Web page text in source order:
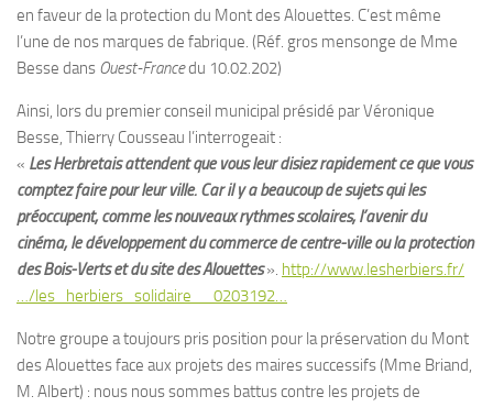
en faveur de la protection du Mont des Alouettes. C’est même
l’une de nos marques de fabrique. (Réf. gros mensonge de Mme
Besse dans Ouest-Francedu 10.02.202)
Ainsi, lors du premier conseil municipal présidé par Véronique
Besse, Thierry Cousseau l’interrogeait :
« Les Herbretais attendent que vous leur disiez rapidement ce que vous
comptez faire pour leur ville. Car il y a beaucoup de sujets qui les
préoccupent, comme les nouveaux rythmes scolaires, l’avenir du
cinéma, le développement du commerce de centre-ville ou la protection
des Bois-Verts et du site des Alouettes». http://www.lesherbiers.fr/
…/les_herbiers_solidaire__0203192…
Notre groupe a toujours pris position pour la préservation du Mont
des Alouettes face aux projets des maires successifs (Mme Briand,
M. Albert) : nous nous sommes battus contre les projets de